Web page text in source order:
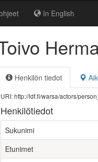
In English
Henkilön tiedot
URI: http://ldf.fi/warsa/actors/
Henkilötiedot
Sukunimi
Etunimet